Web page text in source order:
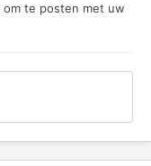
om te posten met uw